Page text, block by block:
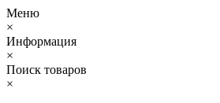
Меню
×
Информация
×
Поиск товаров
×